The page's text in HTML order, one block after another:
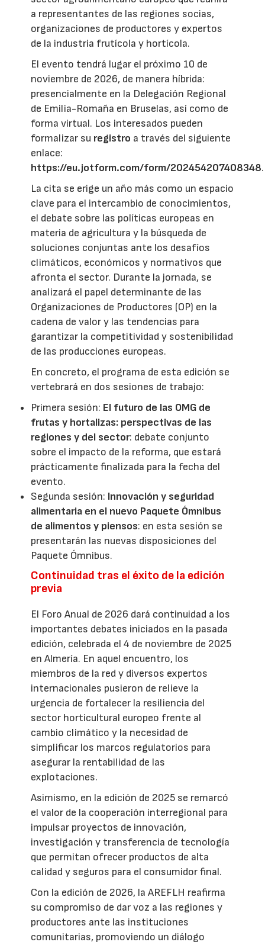
a representantes de las regiones socias,
organizaciones de productores y expertos
de la industria frutícola y hortícola.
El evento tendrá lugar el próximo 10 de
noviembre de 2026, de manera híbrida:
presencialmente en la Delegación Regional
de Emilia-Romaña en Bruselas, así como de
forma virtual. Los interesados pueden
formalizar su registro a través del siguiente
enlace:
https://eu.jotform.com/form/202454207408348.
La cita se erige un año más como un espacio
clave para el intercambio de conocimientos,
el debate sobre las políticas europeas en
materia de agricultura y la búsqueda de
soluciones conjuntas ante los desafíos
climáticos, económicos y normativos que
afronta el sector. Durante la jornada, se
analizará el papel determinante de las
Organizaciones de Productores (OP) en la
cadena de valor y las tendencias para
garantizar la competitividad y sostenibilidad
de las producciones europeas.
En concreto, el programa de esta edición se
vertebrará en dos sesiones de trabajo:
Primera sesión: El futuro de las OMG de
frutas y hortalizas: perspectivas de las
regiones y del sector: debate conjunto
sobre el impacto de la reforma, que estará
prácticamente finalizada para la fecha del
evento.
Segunda sesión: Innovación y seguridad
alimentaria en el nuevo Paquete Ómnibus
de alimentos y piensos: en esta sesión se
presentarán las nuevas disposiciones del
Paquete Ómnibus.
Continuidad tras el éxito de la edición
previa
El Foro Anual de 2026 dará continuidad a los
importantes debates iniciados en la pasada
edición, celebrada el 4 de noviembre de 2025
en Almería. En aquel encuentro, los
miembros de la red y diversos expertos
internacionales pusieron de relieve la
urgencia de fortalecer la resiliencia del
sector horticultural europeo frente al
cambio climático y la necesidad de
simplificar los marcos regulatorios para
asegurar la rentabilidad de las
explotaciones.
Asimismo, en la edición de 2025 se remarcó
el valor de la cooperación interregional para
impulsar proyectos de innovación,
investigación y transferencia de tecnología
que permitan ofrecer productos de alta
calidad y seguros para el consumidor final.
Con la edición de 2026, la AREFLH reafirma
su compromiso de dar voz a las regiones y
productores ante las instituciones
comunitarias, promoviendo un diálogo